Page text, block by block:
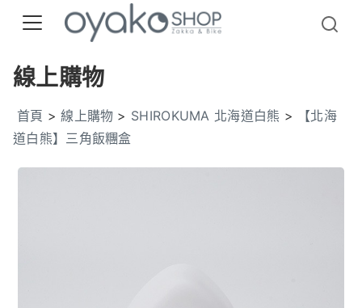
線上購物
首頁 >線上購物 > SHIROKUMA 北海道白熊 >
【北海
道白熊】三角飯糰盒